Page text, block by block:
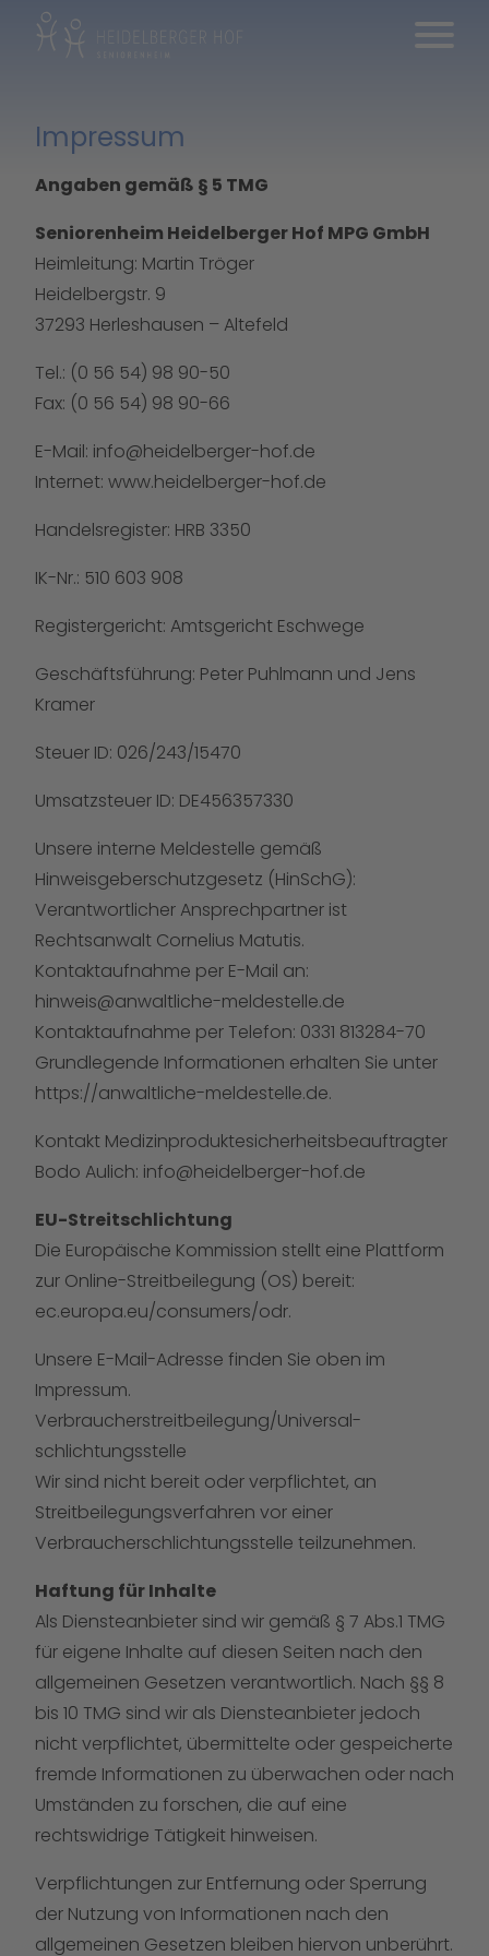
Impressum
Angaben gemäß § 5 TMG
Seniorenheim Heidelberger Hof MPG GmbH
Heimleitung: Martin Tröger
Heidelbergstr. 9
37293 Herleshausen – Altefeld
Tel.: (0 56 54) 98 90-50
Fax: (0 56 54) 98 90-66
E-Mail: info@heidelberger-hof.de
Internet: www.heidelberger-hof.de
Handelsregister: HRB 3350
IK-Nr.: 510 603 908
Registergericht: Amtsgericht Eschwege
Geschäftsführung: Peter Puhlmann und Jens
Kramer
Steuer ID: 026/243/15470
Umsatzsteuer ID: DE456357330
Unsere interne Meldestelle gemäß
Hinweisgeberschutzgesetz (HinSchG):
Verantwortlicher Ansprechpartner ist
Rechtsanwalt Cornelius Matutis.
Kontaktaufnahme per E-Mail an:
hinweis@anwaltliche-meldestelle.de
Kontaktaufnahme per Telefon: 0331 813284-70
Grundlegende Informationen erhalten Sie unter
https://anwaltliche-meldestelle.de.
Kontakt Medizinproduktesicherheitsbeauftragter
Bodo Aulich: info@heidelberger-hof.de
EU-Streitschlichtung
Die Europäische Kommission stellt eine Plattform
zur Online-Streitbeilegung (OS) bereit:
ec.europa.eu/consumers/odr.
Unsere E-Mail-Adresse finden Sie oben im
Impressum.
Verbraucher­streit­beilegung/Universal­
schlichtungs­stelle
Wir sind nicht bereit oder verpflichtet, an
Streitbeilegungsverfahren vor einer
Verbraucherschlichtungsstelle teilzunehmen.
Haftung für Inhalte
Als Diensteanbieter sind wir gemäß § 7 Abs.1 TMG
für eigene Inhalte auf diesen Seiten nach den
allgemeinen Gesetzen verantwortlich. Nach §§ 8
bis 10 TMG sind wir als Diensteanbieter jedoch
nicht verpflichtet, übermittelte oder gespeicherte
fremde Informationen zu überwachen oder nach
Umständen zu forschen, die auf eine
rechtswidrige Tätigkeit hinweisen.
Verpflichtungen zur Entfernung oder Sperrung
der Nutzung von Informationen nach den
allgemeinen Gesetzen bleiben hiervon unberührt.